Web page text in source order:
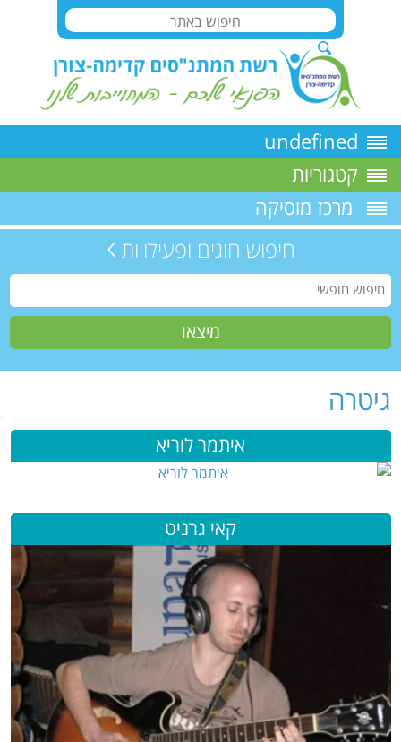
undefined
קטגוריות
מרכז מוסיקה
חיפוש חוגים ופעילויות
גיטרה
איתמר לוריא
קאי גרניט